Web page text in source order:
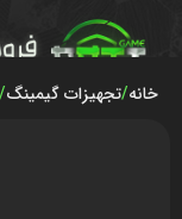
خانه تجهیزات گیمینگ